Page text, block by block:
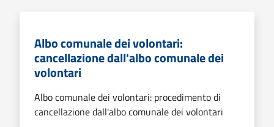
Albo comunale dei volontari:
cancellazione dall'albo comunale dei
volontari
Albo comunale dei volontari: procedimento di
cancellazione dall'albo comunale dei volontari